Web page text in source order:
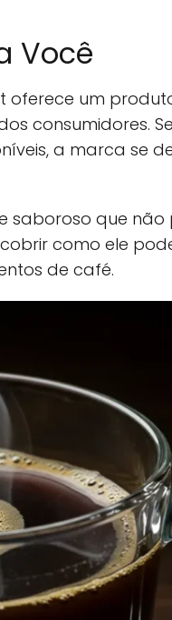
Você
oferece um
consumidores.
a marca se
que não
como ele
de café.